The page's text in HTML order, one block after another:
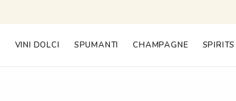
VINI DOLCI SPUMANTI CHAMPAGNE SPIRITS